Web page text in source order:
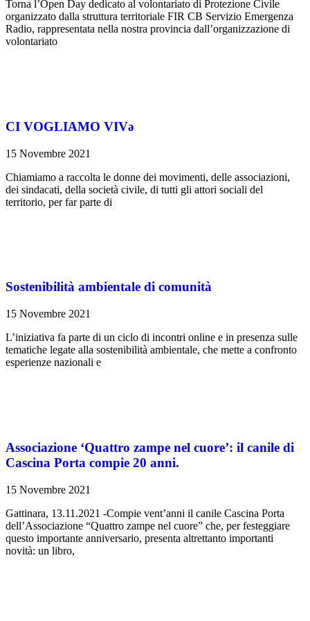
Torna l’Open Day dedicato al volontariato di Protezione Civile
organizzato dalla struttura territoriale FIR CB Servizio Emergenza
Radio, rappresentata nella nostra provincia dall’organizzazione di
volontariato
CI VOGLIAMO VIVə
15 Novembre 2021
Chiamiamo a raccolta le donne dei movimenti, delle associazioni,
dei sindacati, della società civile, di tutti gli attori sociali del
territorio, per far parte di
Sostenibilità ambientale di comunità
15 Novembre 2021
L’iniziativa fa parte di un ciclo di incontri online e in presenza sulle
tematiche legate alla sostenibilità ambientale, che mette a confronto
esperienze nazionali e
Associazione ‘Quattro zampe nel cuore’: il canile di
Cascina Porta compie 20 anni.
15 Novembre 2021
Gattinara, 13.11.2021 -Compie vent’anni il canile Cascina Porta
dell’Associazione “Quattro zampe nel cuore” che, per festeggiare
questo importante anniversario, presenta altrettanto importanti
novità: un libro,